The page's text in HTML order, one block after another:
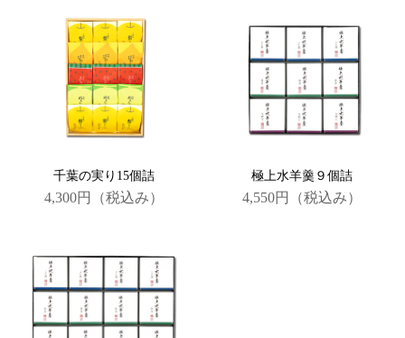
千葉の実り15個詰
4,300円 （税込み）
極上水羊羹９個詰
4,550円 （税込み）